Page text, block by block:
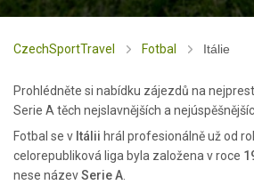
CzechSportTravel Fotbal Itálie
Prohlédněte si nabídku zájezdů na
Serie A těch nejslavnějších a
Fotbal se v Itálii hrál profesionálně už od
celorepubliková liga byla založena v roce
nese názevSerie A